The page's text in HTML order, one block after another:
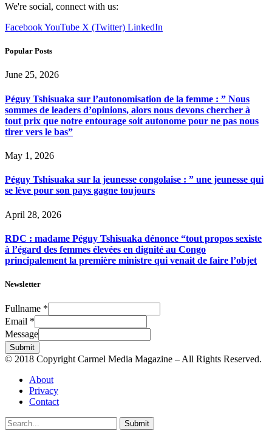
We're social, connect with us:
FacebookYouTube X (Twitter) LinkedIn
Popular Posts
June 25, 2026
Péguy Tshisuaka sur l’autonomisation de la femme : ” Nous
sommes de leaders d’opinions, alors nous devons chercher à
tout prix que notre entourage soit autonome pour ne pas nous
tirer vers le bas”
May 1, 2026
Péguy Tshisuaka sur la jeunesse congolaise : ” une jeunesse qui
se lève pour son pays gagne toujours
April 28, 2026
RDC : madame Péguy Tshisuaka dénonce “tout propos sexiste
à l’égard des femmes élevées en dignité au Congo
principalement la première ministre qui venait de faire l’objet
Newsletter
Fullname *
Email *
Message
Submit
© 2018 Copyright Carmel Media Magazine – All Rights Reserved.
About
Privacy
Contact
Submit